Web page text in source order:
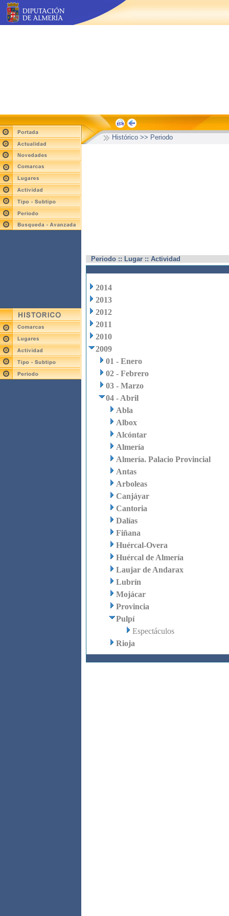
Histórico >> Periodo
Periodo :: Lugar :: Actividad
2014
2013
2012
2011
2010
2009
01 - Enero
02 - Febrero
03 - Marzo
04 - Abril
Abla
Albox
Alcóntar
Almería
Almería. Palacio Provincial
Antas
Arboleas
Canjáyar
Cantoria
Dalías
Fiñana
Huércal-Overa
Huércal de Almería
Laujar de Andarax
Lubrín
Mojácar
Provincia
Pulpí
Espectáculos
Rioja